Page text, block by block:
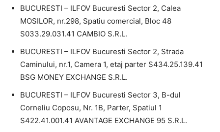
BUCURESTI – ILFOV Bucuresti Sector 2, Calea
MOSILOR, nr.298, Spatiu comercial, Bloc 48
S033.29.031.41 CAMBIO S.R.L.
BUCURESTI – ILFOV Bucuresti Sector 2, Strada
Caminului, nr.1, Camera 1, etaj parter S434.25.139.41
BSG MONEY EXCHANGE S.R.L.
BUCURESTI – ILFOV Bucuresti Sector 3, B-dul
Corneliu Coposu, Nr. 1B, Parter, Spatiul 1
S422.41.001.41 AVANTAGE EXCHANGE 95 S.R.L.